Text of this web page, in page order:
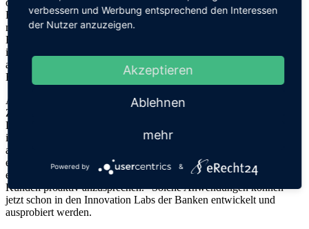
ohne große Hürden umgesetzt werden können: Noch limitiert der
Regulator viele Anwendungsmöglichkeiten im Finanzbereich durch
mangelnde Vorgaben. Den Banken bleiben dennoch genügend
Einsatzmöglichkeiten für KI-Anwendungen, beispielsweise in der
internen Weiterbildung, verschiedenen Backoffice-Prozessen oder
auch in der Unterstützung von allgemeinen Informations- und
Beratungsgesprächen.
Als dritte Empfehlung nennt Heck Innovationslabore für die
Zukunft des Bankings: Die Stärken einer KI liegen darin, in großen
Datenmengen Muster und Trends aufzuspüren. Damit ist das Tool
ideal, um maßgeschneiderte Angebote zu erstellen oder Prozesse
anzustoßen: “So könnte man beispielsweise Kundenmuster
erkennen und über Trendanalysen passende Produktempfehlungen
ermitteln. Damit wäre ein Berater optimal vorbereitet, um den
Kunden proaktiv anzusprechen.” Solche Anwendungen können
jetzt schon in den Innovation Labs der Banken entwickelt und
ausprobiert werden.
verbessern und Werbung entsprechend den Interessen
der Nutzer anzuzeigen.
Akzeptieren
Ablehnen
mehr
Powered by &